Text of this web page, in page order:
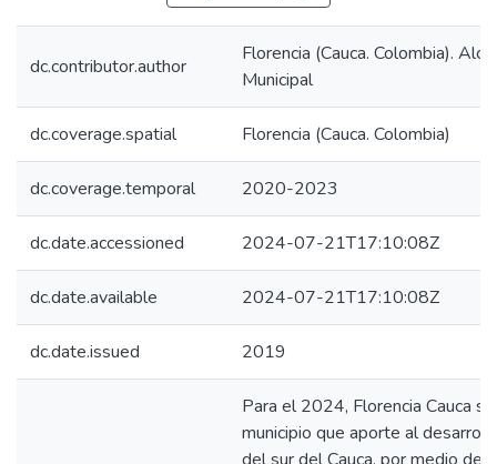
dc.contributor.author
Florencia (Cauca. Colombia).
Municipal
dc.coverage.spatial Florencia (Cauca. Colombia)
dc.coverage.temporal 2020-2023
dc.date.accessioned 2024-07-21T17:10:08Z
dc.date.available 2024-07-21T17:10:08Z
dc.date.issued 2019
Para el 2024, Florencia Cauca
municipio que aporte al